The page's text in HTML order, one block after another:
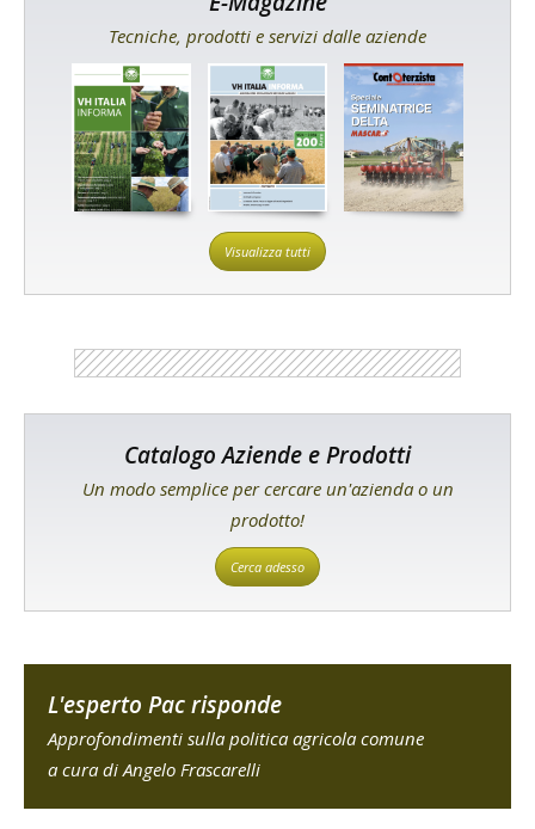
Tecniche, prodotti e servizi dalle aziende
Visualizza tutti
Catalogo Aziende e Prodotti
Un modo semplice per cercare un'azienda o un
prodotto!
Cerca adesso
L'esperto Pac risponde
Approfondimenti sulla politica agricola comune
a cura di Angelo Frascarelli